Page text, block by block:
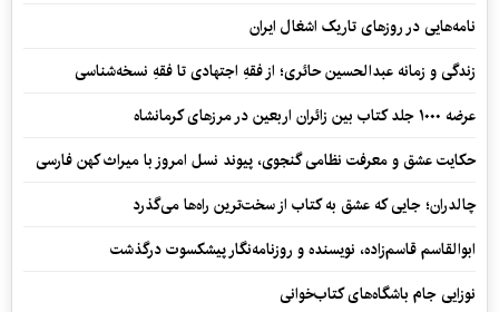
نامه‌هایی در روزهای تاریک اشغال ایران
زندگی و زمانه عبدالحسین حائری؛ از فقهِ اجتهادی تا فقهِ نسخه‌شناسی
عرضه ۱۰۰۰ جلد کتاب بین زائران اربعین در مرزهای کرمانشاه
حکایت عشق و معرفت نظامی گنجوی، پیوند نسل امروز با میراث کهن فارسی
چالدران؛ جایی که عشق به کتاب از سخت‌ترین راه‌ها می‌گذرد
ابوالقاسم قاسم‌زاده، نویسنده و روزنامه‌نگار پیشکسوت درگذشت
نوزایی جام باشگاه‌های کتاب‌خوانی